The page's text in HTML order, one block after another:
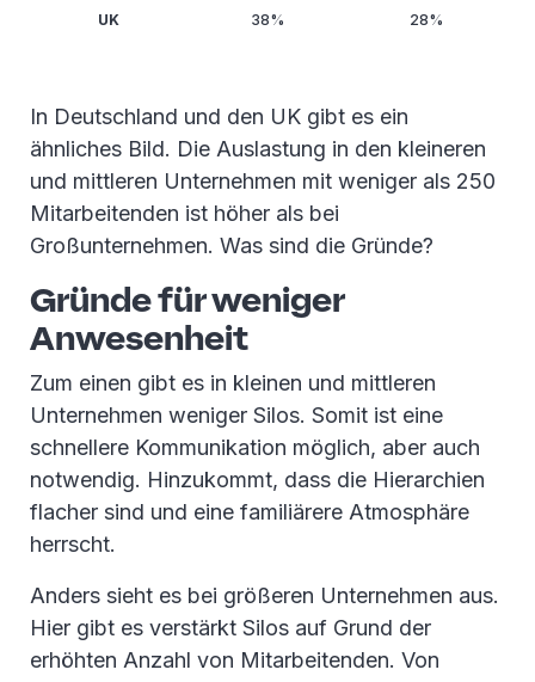
UK 38% 28%
In Deutschland und den UK gibt es ein
ähnliches Bild. Die Auslastung in den kleineren
und mittleren Unternehmen mit weniger als 250
Mitarbeitenden ist höher als bei
Großunternehmen. Was sind die Gründe?
Gründe für weniger
Anwesenheit
Zum einen gibt es in kleinen und mittleren
Unternehmen weniger Silos. Somit ist eine
schnellere Kommunikation möglich, aber auch
notwendig. Hinzukommt, dass die Hierarchien
flacher sind und eine familiärere Atmosphäre
herrscht.
Anders sieht es bei größeren Unternehmen aus.
Hier gibt es verstärkt Silos auf Grund der
erhöhten Anzahl von Mitarbeitenden. Von